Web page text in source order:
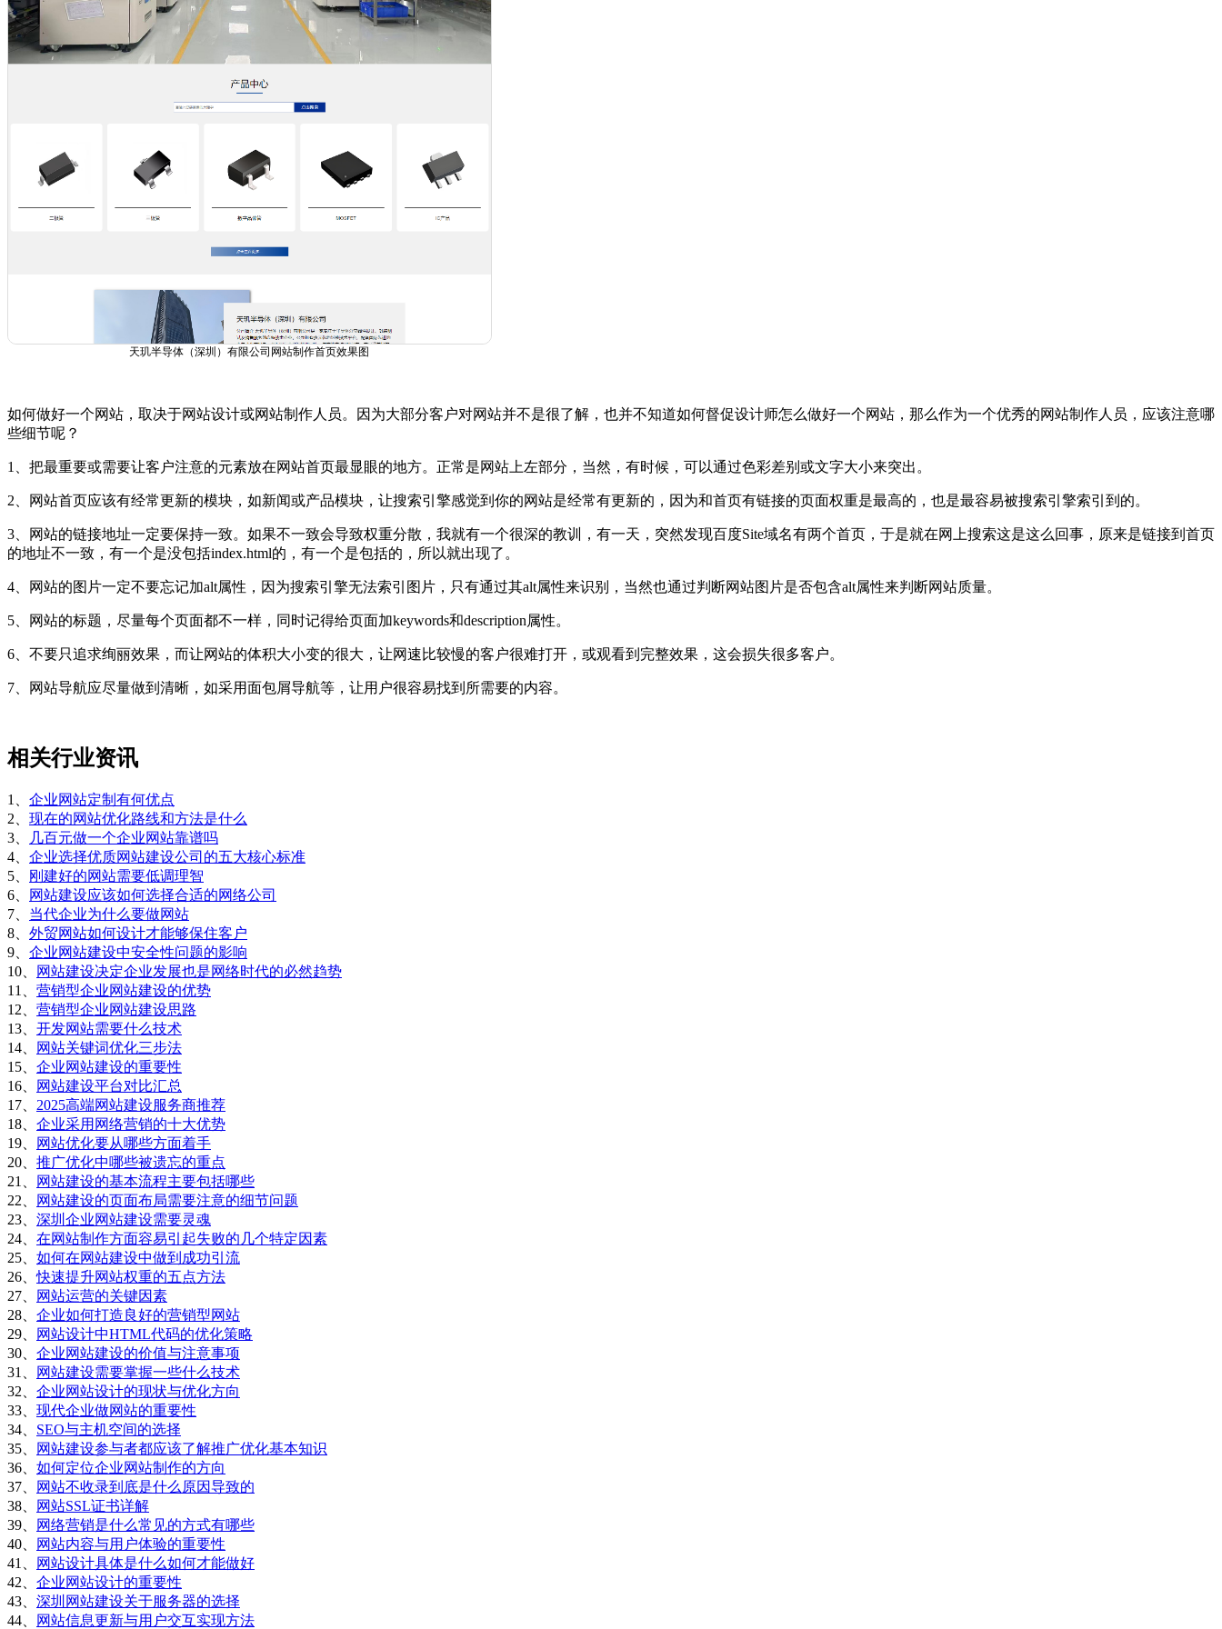
天玑半导体（深圳）有限公司网站制作首页效果图
如何做好一个网站，取决于网站设计或网站制作人员。因为大部分客户对网站并不是很了解，也并不知道如何督促设计师怎么做好一个网站，那么作为一个优秀的网站制作人员，应该注意哪
些细节呢？
1、把最重要或需要让客户注意的元素放在网站首页最显眼的地方。正常是网站上左部分，当然，有时候，可以通过色彩差别或文字大小来突出。
2、网站首页应该有经常更新的模块，如新闻或产品模块，让搜索引擎感觉到你的网站是经常有更新的，因为和首页有链接的页面权重是最高的，也是最容易被搜索引擎索引到的。
3、网站的链接地址一定要保持一致。如果不一致会导致权重分散，我就有一个很深的教训，有一天，突然发现百度Site域名有两个首页，于是就在网上搜索这是这么回事，原来是链接到首页
的地址不一致，有一个是没包括index.html的，有一个是包括的，所以就出现了。
4、网站的图片一定不要忘记加alt属性，因为搜索引擎无法索引图片，只有通过其alt属性来识别，当然也通过判断网站图片是否包含alt属性来判断网站质量。
5、网站的标题，尽量每个页面都不一样，同时记得给页面加keywords和description属性。
6、不要只追求绚丽效果，而让网站的体积大小变的很大，让网速比较慢的客户很难打开，或观看到完整效果，这会损失很多客户。
7、网站导航应尽量做到清晰，如采用面包屑导航等，让用户很容易找到所需要的内容。
相关行业资讯
1、 企业网站定制有何优点
2、 现在的网站优化路线和方法是什么
3、
几百元做一个企业网站靠谱吗
4、 企业选择优质网站建设公司的五大核心标准
5、
刚建好的网站需要低调理智
6、
网站建设应该如何选择合适的网络公司
7、 当代企业为什么要做网站
8、 外贸网站如何设计才能够保住客户
9、 企业网站建设中安全性问题的影响
10、
网站建设决定企业发展也是网络时代的必然趋势
11、 营销型企业网站建设的优势
12、 营销型企业网站建设思路
13、 开发网站需要什么技术
14、
网站关键词优化三步法
15、 企业网站建设的重要性
16、
网站建设平台对比汇总
17、 2025高端网站建设服务商推荐
18、 企业采用网络营销的十大优势
19、
网站优化要从哪些方面着手
20、 推广优化中哪些被遗忘的重点
21、
网站建设的基本流程主要包括哪些
22、
网站建设的页面布局需要注意的细节问题
23、 深圳企业网站建设需要灵魂
24、 在网站制作方面容易引起失败的几个特定因素
25、 如何在网站建设中做到成功引流
26、快速提升网站权重的五点方法
27、
网站运营的关键因素
28、 企业如何打造良好的营销型网站
29、
网站设计中HTML代码的优化策略
30、 企业网站建设的价值与注意事项
31、
网站建设需要掌握一些什么技术
32、 企业网站设计的现状与优化方向
33、 现代企业做网站的重要性
34、 SEO与主机空间的选择
35、
网站建设参与者都应该了解推广优化基本知识
36、 如何定位企业网站制作的方向
37、
网站不收录到底是什么原因导致的
38、
网站SSL证书详解
39、
网络营销是什么常见的方式有哪些
40、
网站内容与用户体验的重要性
41、
网站设计具体是什么如何才能做好
42、 企业网站设计的重要性
43、 深圳网站建设关于服务器的选择
44、
网站信息更新与用户交互实现方法